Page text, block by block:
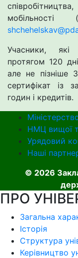
Учасники, які
протягом 120
але не пізніше
сертифікат із
годин і кредитів.
НМЦ вищої
Урядовий
Наші
© 2026
ПРО
Загальна
Історія
Структура
Керівництво